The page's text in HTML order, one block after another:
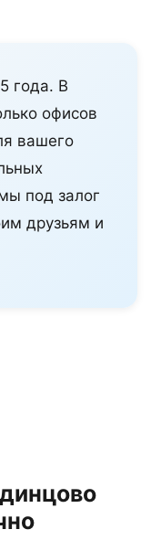
года. В
офисов
вашего
под залог
друзьям и